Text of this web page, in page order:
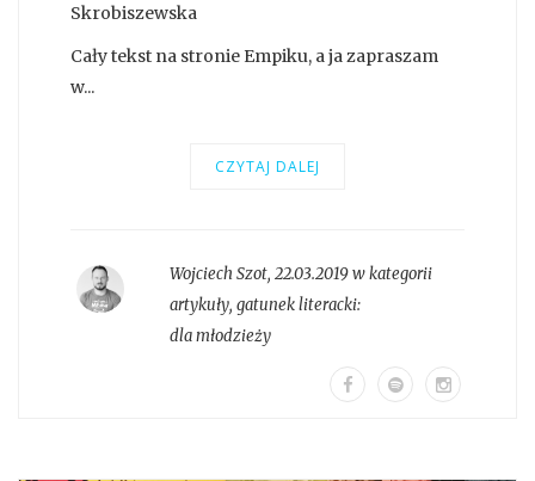
Skrobiszewska
Cały tekst na stronie Empiku, a ja zapraszam
w...
CZYTAJ DALEJ
Wojciech Szot, 22.03.2019 w kategorii
artykuły, gatunek literacki:
dla młodzieży